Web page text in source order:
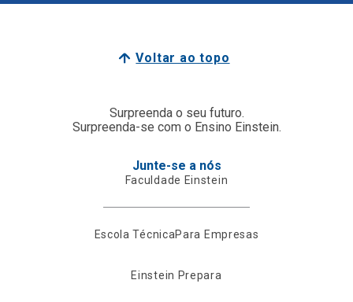
Voltar ao topo
Surpreenda o seu futuro.
Surpreenda-se com o Ensino Einstein.
Junte-se a nós
Faculdade Einstein
Escola TécnicaPara Empresas
Einstein Prepara